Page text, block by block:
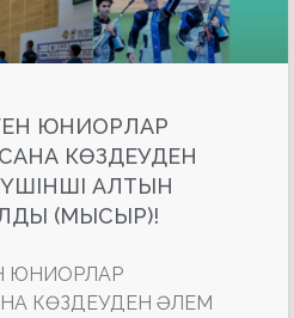
ЮНИОРЛАР
КӨЗДЕУДЕН
АЛТЫН
(МЫСЫР)!
ЮНИОРЛАР
КӨЗДЕУДЕН ӘЛЕМ